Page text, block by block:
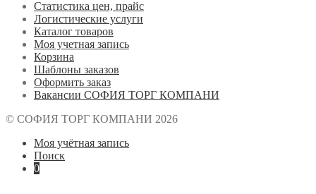
Статистика цен, прайс
Логистические услуги
Каталог товаров
Моя учетная запись
Корзина
Шаблоны заказов
Оформить заказ
Вакансии СОФИЯ ТОРГ КОМПАНИ
© СОФИЯ ТОРГ КОМПАНИ 2026
Моя учётная запись
Поиск
0